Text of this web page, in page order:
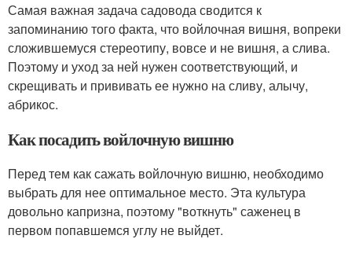
Самая важная задача садовода сводится к
запоминанию того факта, что войлочная вишня, вопреки
сложившемуся стереотипу, вовсе и не вишня, а слива.
Поэтому и уход за ней нужен соответствующий, и
скрещивать и прививать ее нужно на сливу, алычу,
абрикос.
Как посадить войлочную вишню
Перед тем как сажать войлочную вишню, необходимо
выбрать для нее оптимальное место. Эта культура
довольно капризна, поэтому "воткнуть" саженец в
первом попавшемся углу не выйдет.